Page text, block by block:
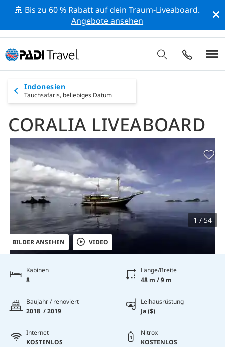
🚢 Bis zu 60 % Rabatt auf dein Traum-Liveaboard.
Angebote ansehen
Indonesien
Tauchsafaris, beliebiges Datum
CORALIA LIVEABOARD
BILDER ANSEHEN VIDEO
1 / 54
Kabinen
8
Länge/Breite
48 m / 9 m
Baujahr / renoviert
2018 / 2019
Leihausrüstung
Ja ($)
Internet
KOSTENLOS
Nitrox
KOSTENLOS